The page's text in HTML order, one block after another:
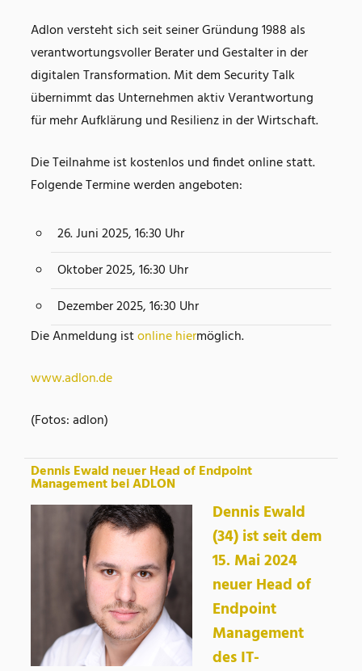
Adlon versteht sich seit seiner Gründung 1988 als
verantwortungsvoller Berater und Gestalter in der
digitalen Transformation. Mit dem Security Talk
übernimmt das Unternehmen aktiv Verantwortung
für mehr Aufklärung und Resilienz in der Wirtschaft.
Die Teilnahme ist kostenlos und findet online statt.
Folgende Termine werden angeboten:
26. Juni 2025, 16:30 Uhr
Oktober 2025, 16:30 Uhr
Dezember 2025, 16:30 Uhr
Die Anmeldung istonline hiermöglich.
www.adlon.de
(Fotos: adlon)
Dennis Ewald neuer Head of Endpoint
Management bei ADLON
Dennis Ewald
(34) ist seit dem
15. Mai 2024
neuer Head of
Endpoint
Management
des IT-